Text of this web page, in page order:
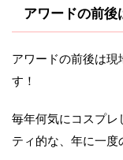
アワードの前後
アワードの前後は
す！
毎年何気にコスプレ
ティ的な、年に一度